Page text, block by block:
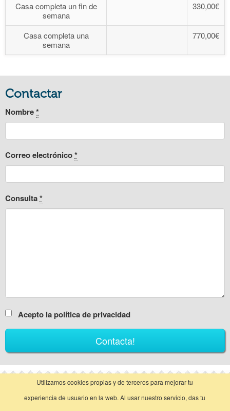
Casa completa un fin de
semana
330,00€
Casa completa una
semana
770,00€
Contactar
Nombre*
Correo electrónico*
Consulta*
Acepto la política de privacidad
Llamar Contactar
Utilizamos cookies propias y de terceros para mejorar tu
experiencia de usuario en la web. Al usar nuestro servicio, das tu
vista clásica